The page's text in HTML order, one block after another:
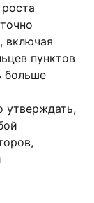
включая
пунктов
больше
утверждать,